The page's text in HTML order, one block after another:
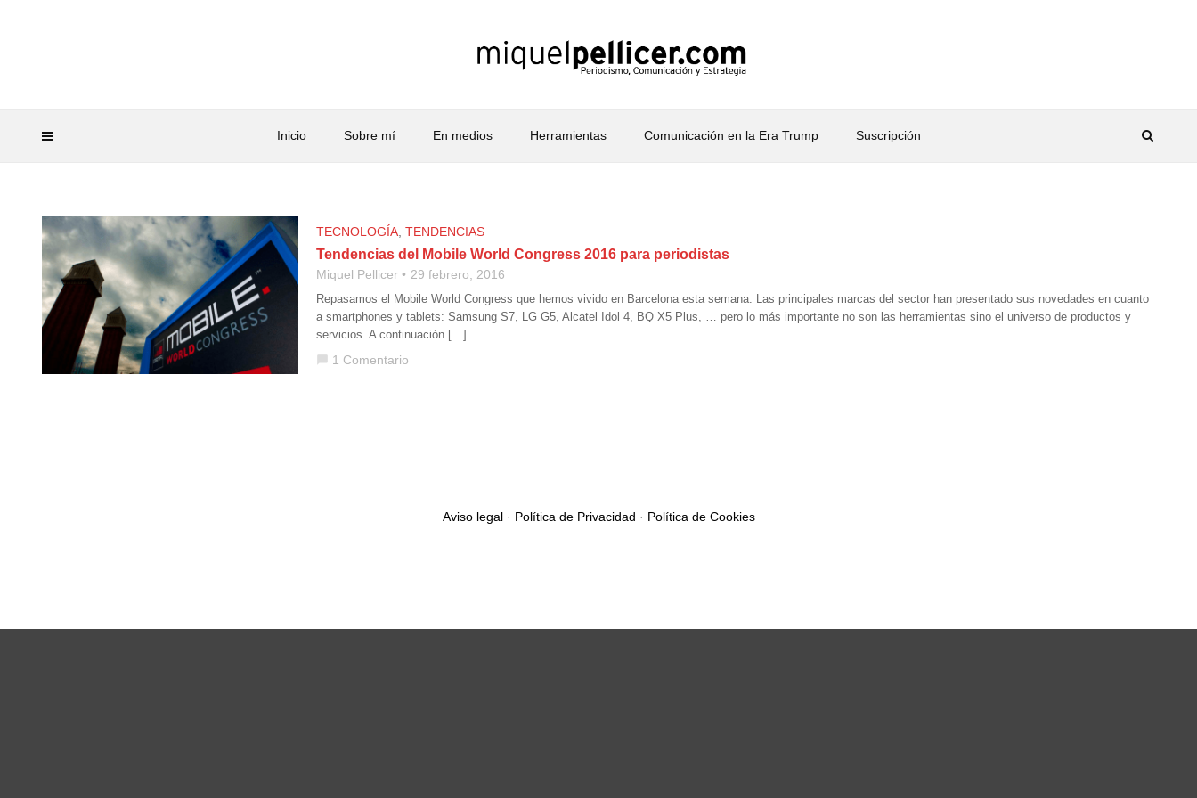
Inicio Sobre mí En medios Herramientas Comunicación en la Era Trump Suscripción
TECNOLOGÍA TENDENCIAS
Tendencias del Mobile World Congress 2016 para periodistas
Miquel Pellicer 29 febrero, 2016
Repasamos el Mobile World Congress que hemos vivido en Barcelona esta semana. Las principales marcas del sector han presentado sus novedades en cuanto
a smartphones y tablets: Samsung S7, LG G5, Alcatel Idol 4, BQ X5 Plus, … pero lo más importante no son las herramientas sino el universo de productos y
servicios. A continuación […]
chat_bubble 1 Comentario
Aviso legal· Política de Privacidad · Política de Cookies